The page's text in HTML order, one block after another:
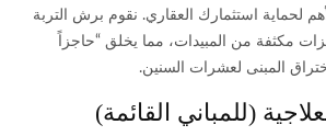
لحماية استثمارك العقاري. نقوم برش التربة
مكثفة من المبيدات، مما يخلق “حاجزاً
المبنى لعشرات السنين.
(للمباني القائمة)